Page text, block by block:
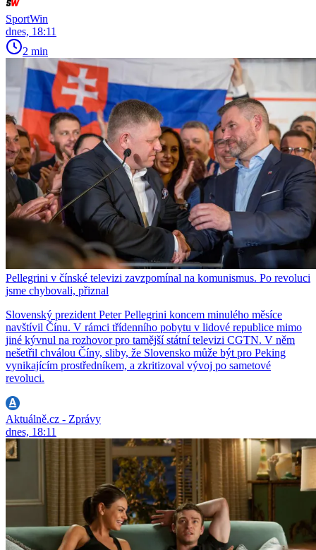
SportWin
dnes, 18:11
2 min
Pellegrini v čínské televizi zavzpomínal na komunismus. Po revoluci
jsme chybovali, přiznal
Slovenský prezident Peter Pellegrini koncem minulého měsíce
navštívil Čínu. V rámci třídenního pobytu v lidové republice mimo
jiné kývnul na rozhovor pro tamější státní televizi CGTN. V něm
nešetřil chválou Číny, sliby, že Slovensko může být pro Peking
vynikajícím prostředníkem, a zkritizoval vývoj po sametové
revoluci.
Aktuálně.cz - Zprávy
dnes, 18:11